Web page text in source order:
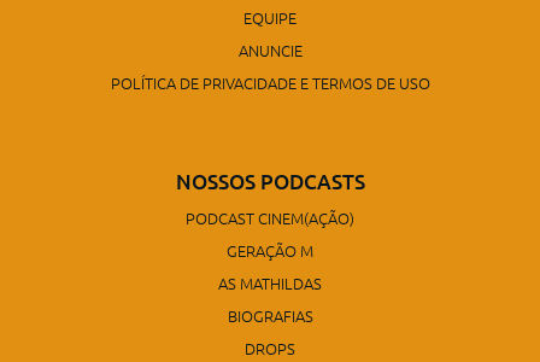
EQUIPE
ANUNCIE
POLÍTICA DE PRIVACIDADE E TERMOS DE USO
NOSSOS PODCASTS
PODCAST CINEM(AÇÃO)
GERAÇÃO M
AS MATHILDAS
BIOGRAFIAS
DROPS